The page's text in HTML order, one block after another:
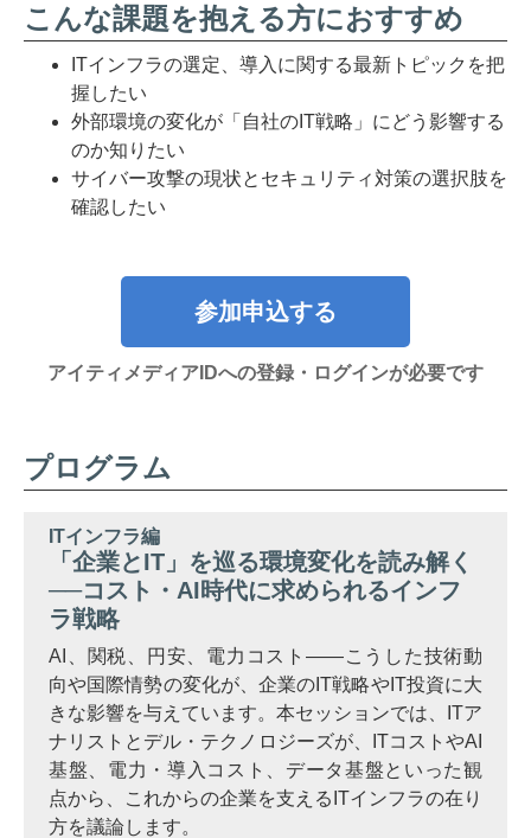
こんな課題を抱える方におすすめ
ITインフラの選定、導入に関する最新トピックを把
握したい
外部環境の変化が「自社のIT戦略」にどう影響する
のか知りたい
サイバー攻撃の現状とセキュリティ対策の選択肢を
確認したい
参加申込する
アイティメディアIDへの登録・ログインが必要です
プログラム
ITインフラ編
「企業とIT」を巡る環境変化を読み解く
──コスト・AI時代に求められるインフ
ラ戦略
AI、関税、円安、電力コスト――こうした技術動
向や国際情勢の変化が、企業のIT戦略やIT投資に大
きな影響を与えています。本セッションでは、ITア
ナリストとデル・テクノロジーズが、ITコストやAI
基盤、電力・導入コスト、データ基盤といった観
点から、これからの企業を支えるITインフラの在り
方を議論します。